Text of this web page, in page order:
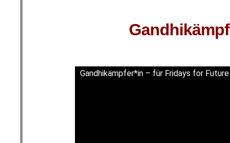
Gandhikämpfer*in – für Fridays for Future